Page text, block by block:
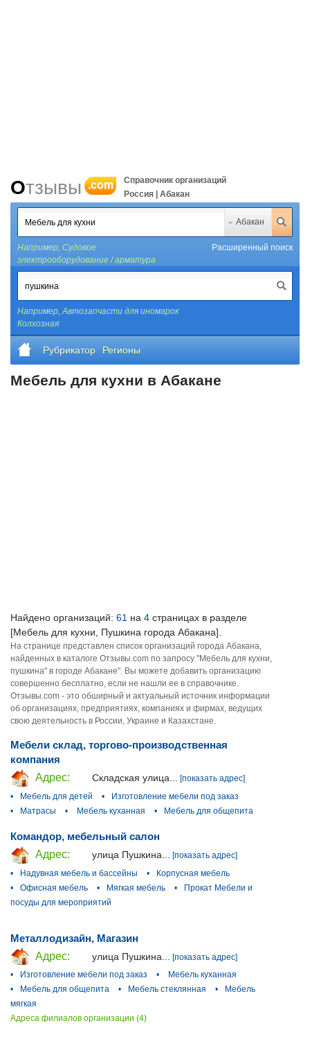
Отзывы .com
Справочник организаций
Россия | Абакан
Абакан
Например, Судовое
электрооборудование / арматура
Расширенный поиск
Например,Автозапчасти для иномарок
Колхозная
Рубрикатор Регионы
Мебель для кухни в Абакане
Найдено организаций: 61 на 4 страницах в разделе
[Мебель для кухни, Пушкина города Абакана].
На странице представлен список организаций города Абакана,
найденных в каталоге Отзывы.com по запросу "Мебель для кухни,
пушкина" в городе Абакане". Вы можете добавить организацию
совершенно бесплатно, если не нашли ее в справочнике.
Отзывы.com - это обширный и актуальный источник информации
об организациях, предприятиях, компаниях и фирмах, ведущих
свою деятельность в России, Украине и Казахстане.
Мебели склад, торгово-производственная
компания
Адрес:
Складская улица...
[показать адрес]
•
Мебель для детей •
Изготовление мебели под заказ
•
Матрасы • Мебель куханная • Мебель для общепита
Командор, мебельный салон
Адрес:
улица Пушкина...
[показать адрес]
•
Надувная мебель и бассейны •
Корпусная мебель
•
Офисная мебель • Мягкая мебель •
Прокат Мебели и
посуды для мероприятий
Металлодизайн, Магазин
Адрес:
улица Пушкина...
[показать адрес]
•
Изготовление мебели под заказ •
Мебель куханная
•
Мебель для общепита • Мебель стеклянная •
Мебель
мягкая
Адреса филиалов организации (4)